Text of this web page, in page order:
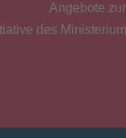
Angebote
des